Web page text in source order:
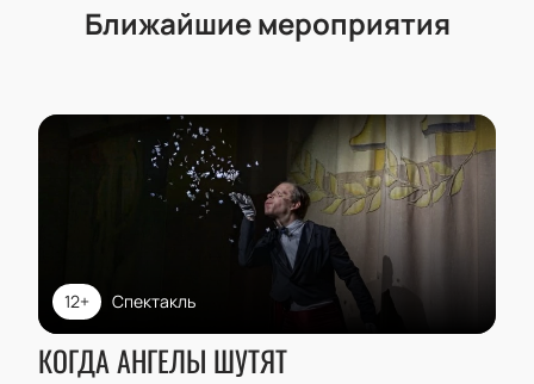
Ближайшие мероприятия
Спектакль
12+
КОГДА АНГЕЛЫ ШУТЯТ